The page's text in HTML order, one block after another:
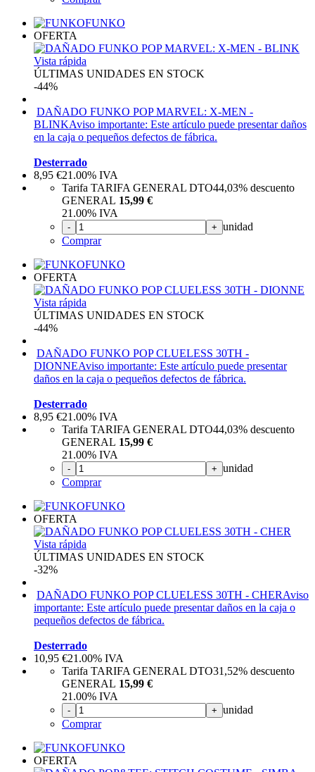
FUNKO
OFERTA
Vista rápida
ÚLTIMAS UNIDADES EN STOCK
-44%
DAÑADO FUNKO POP MARVEL: X-MEN -
BLINKAviso importante: Este artículo puede presentar daños
en la caja o pequeños defectos de fábrica.
Desterrado
8,95 €21.00% IVA
Tarifa TARIFA GENERAL DTO44,03% descuento
GENERAL 15,99 €
21.00% IVA
- + unidad
Comprar
FUNKO
OFERTA
Vista rápida
ÚLTIMAS UNIDADES EN STOCK
-44%
DAÑADO FUNKO POP CLUELESS 30TH -
DIONNEAviso importante: Este artículo puede presentar
daños en la caja o pequeños defectos de fábrica.
Desterrado
8,95 €21.00% IVA
Tarifa TARIFA GENERAL DTO44,03% descuento
GENERAL 15,99 €
21.00% IVA
- + unidad
Comprar
FUNKO
OFERTA
Vista rápida
ÚLTIMAS UNIDADES EN STOCK
-32%
DAÑADO FUNKO POP CLUELESS 30TH - CHERAviso
importante: Este artículo puede presentar daños en la caja o
pequeños defectos de fábrica.
Desterrado
10,95 €21.00% IVA
Tarifa TARIFA GENERAL DTO31,52% descuento
GENERAL 15,99 €
21.00% IVA
- + unidad
Comprar
FUNKO
OFERTA